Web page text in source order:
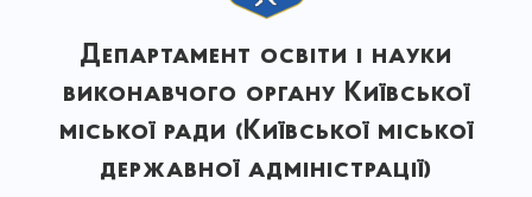
Департамент освіти і науки
виконавчого органу Київської
міської ради (Київської міської
державної адміністрації)